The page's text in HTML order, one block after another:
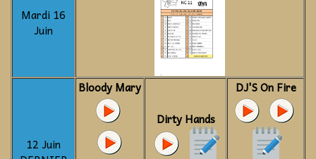
Mardi 16
Juin
12 Juin
Bloody Mary
Dirty Hands
DJ'S On Fire